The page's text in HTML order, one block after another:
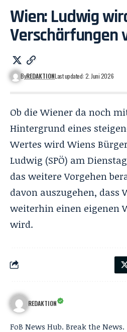
Wien: Ludwig
Verschärfungen
ByREDAKTIONLast updated: 2. Juni 2026
Ob die Wiener da noch
Hintergrund eines
Wertes wird Wiens
Ludwig (SPÖ) am
das weitere Vorgehen
davon auszugehen, dass
weiterhin einen eigenen
wird.
REDAKTION
FoB News Hub. Break the News.